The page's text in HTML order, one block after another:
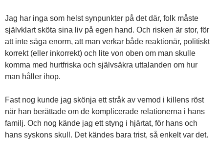
Jag har inga som helst synpunkter på det där, folk måste
självklart sköta sina liv på egen hand. Och risken är stor, för
att inte säga enorm, att man verkar både reaktionär, politiskt
korrekt (eller inkorrekt) och lite von oben om man skulle
komma med hurtfriska och självsäkra uttalanden om hur
man håller ihop.
Fast nog kunde jag skönja ett stråk av vemod i killens röst
när han berättade om de komplicerade relationerna i hans
familj. Och nog kände jag ett styng i hjärtat, för hans och
hans syskons skull. Det kändes bara trist, så enkelt var det.